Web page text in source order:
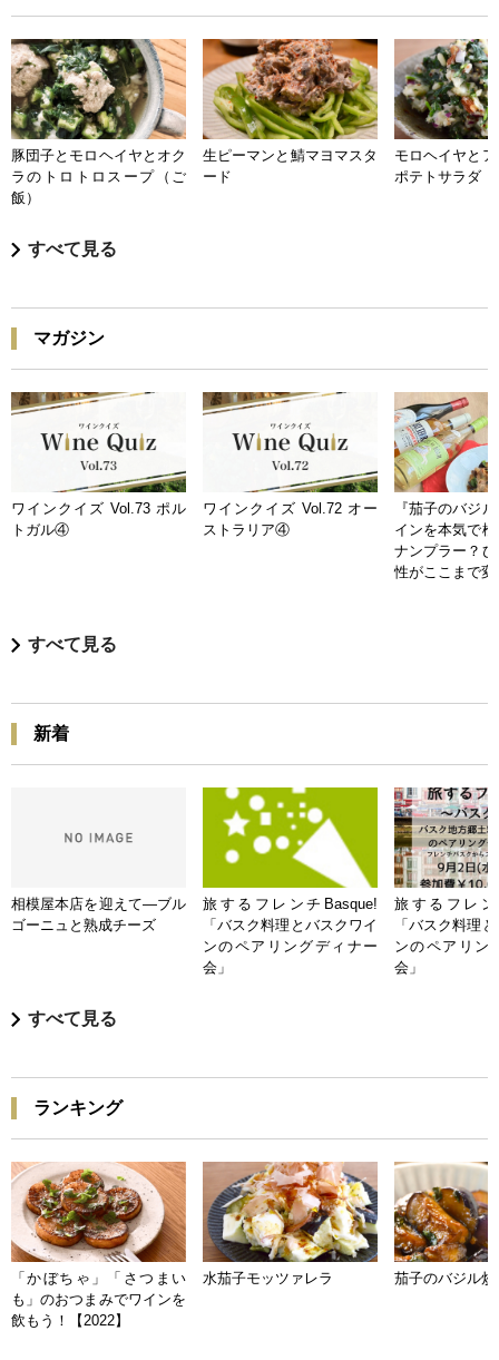
豚団子とモロヘイヤとオク
ラのトロトロスープ（ご
飯）
生ピーマンと鯖マヨマスタ
ード
モロヘイヤと
ポテトサラダ
すべて見る
マガジン
ワインクイズ Vol.73 ポル
トガル④
ワインクイズ Vol.72 オー
ストラリア④
『茄子のバジ
インを本気で
ナンプラー？
性がここまで
すべて見る
新着
相模屋本店を迎えて―ブル
ゴーニュと熟成チーズ
旅するフレンチBasque!
「バスク料理とバスクワイ
ンのペアリングディナー
会」
旅するフレン
「バスク料理
ンのペアリン
会」
すべて見る
ランキング
「かぼちゃ」「さつまい
も」のおつまみでワインを
飲もう！【2022】
水茄子モッツァレラ 茄子のバジル炒